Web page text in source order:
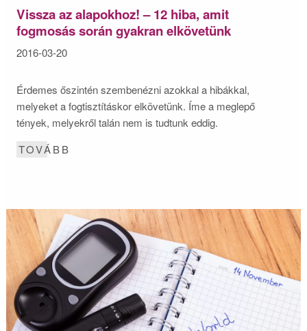
Vissza az alapokhoz! – 12 hiba, amit
fogmosás során gyakran elkövetünk
2016-03-20
Érdemes őszintén szembenézni azokkal a hibákkal,
melyeket a fogtisztításkor elkövetünk. Íme a meglepő
tények, melyekről talán nem is tudtunk eddig.
TOVÁBB